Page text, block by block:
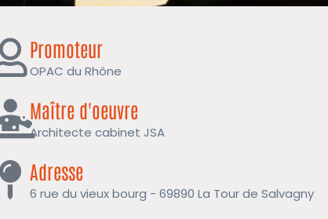
Promoteur
OPAC du Rhône
Maître d'oeuvre
Architecte cabinet JSA
Adresse
6 rue du vieux bourg - 69890 La Tour de Salvagny